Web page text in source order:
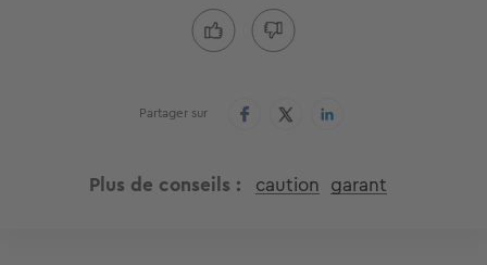
Partager sur
Plus de conseils caution garant